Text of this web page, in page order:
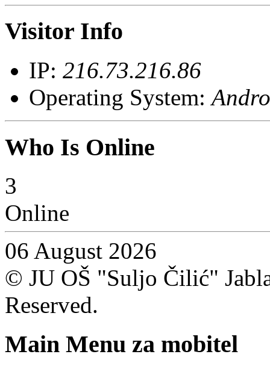
Visitor Info
IP: 216.73.216.86
Operating System:
Who Is Online
3
Online
06 August 2026
© JU OŠ "Suljo Čilić"
Reserved.
Main Menu za mobitel